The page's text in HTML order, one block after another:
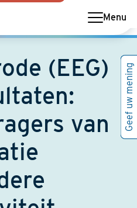
Menu
(EEG)
van
Geef uw mening